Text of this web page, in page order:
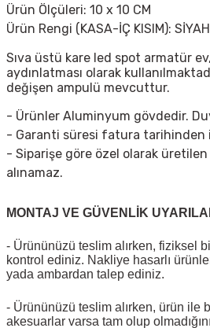
Ürün Ölçüleri: 10 x 10 CM
Ürün Rengi (KASA-İÇ KISIM):
Sıva üstü kare led spot armatür
aydınlatması olarak
değişen ampulü mevcuttur.
- Ürünler Aluminyum gövdedir.
- Garanti süresi fatura tarihinden
- Siparişe göre özel olarak
alınamaz.
MONTAJ VE GÜVENLİK
- Ürününüzü teslim alırken, fiziksel
kontrol ediniz. Nakliye hasarlı
yada ambardan talep ediniz.
- Ürününüzü teslim alırken, ürün ile
akesuarlar varsa tam olup